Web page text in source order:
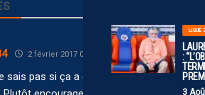
LIGUE 2
:
3
2 février 2017 03:14
sais pas si ça a été souligné par